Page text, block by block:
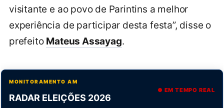
visitante e ao povo de Parintins a melhor
experiência de participar desta festa”, disse o
prefeito Mateus Assayag.
MONITORAMENTO AM
RADAR ELEIÇÕES 2026
● EM TEMPO REAL